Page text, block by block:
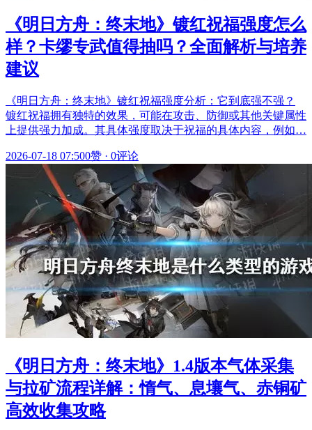
《明日方舟：终末地》镀红祝福强度怎么
样？卡缪专武值得抽吗？全面解析与培养
建议
《明日方舟：终末地》镀红祝福强度分析：它到底强不强？
镀红祝福拥有独特的效果，可能在攻击、防御或其他关键属性
上提供强力加成。其具体强度取决于祝福的具体内容，例如…
2026-07-18 07:500赞 · 0评论
《明日方舟：终末地》1.4版本气体采集
与拉矿流程详解：惰气、息壤气、赤铜矿
高效收集攻略